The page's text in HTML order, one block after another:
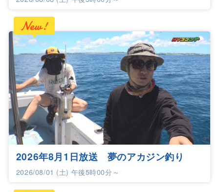
2026年8月1日放送 夢のアカジン釣り
2026/08/01 (土) 午後5時00分～